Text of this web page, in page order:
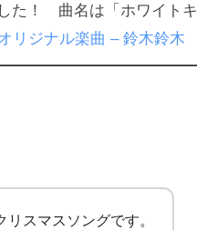
た！ 曲名は「ホワイトキ
リジナル楽曲 – 鈴木鈴木
スマスソングです。